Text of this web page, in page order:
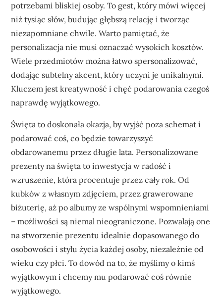
potrzebami bliskiej osoby. To gest, który mówi więcej
niż tysiąc słów, budując głębszą relację i tworząc
niezapomniane chwile. Warto pamiętać, że
personalizacja nie musi oznaczać wysokich kosztów.
Wiele przedmiotów można łatwo spersonalizować,
dodając subtelny akcent, który uczyni je unikalnymi.
Kluczem jest kreatywność i chęć podarowania czegoś
naprawdę wyjątkowego.
Święta to doskonała okazja, by wyjść poza schemat i
podarować coś, co będzie towarzyszyć
obdarowanemu przez długie lata. Personalizowane
prezenty na święta to inwestycja w radość i
wzruszenie, która procentuje przez cały rok. Od
kubków z własnym zdjęciem, przez grawerowane
biżuterię, aż po albumy ze wspólnymi wspomnieniami
– możliwości są niemal nieograniczone. Pozwalają one
na stworzenie prezentu idealnie dopasowanego do
osobowości i stylu życia każdej osoby, niezależnie od
wieku czy płci. To dowód na to, że myślimy o kimś
wyjątkowym i chcemy mu podarować coś równie
wyjątkowego.